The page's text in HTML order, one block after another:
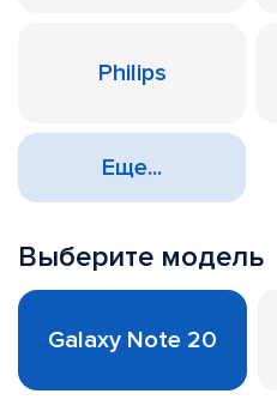
Philips
Еще...
Выберите модель
Galaxy Note 20